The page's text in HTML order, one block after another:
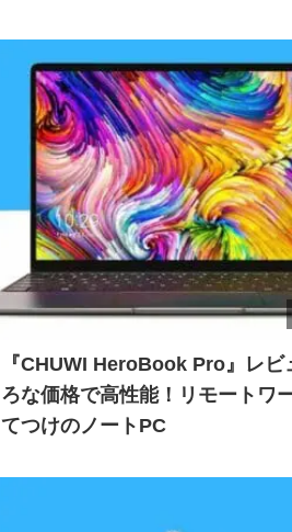
『CHUWI HeroBook Pro』レビ
ろな価格で高性能！リモートワ
てつけのノートPC